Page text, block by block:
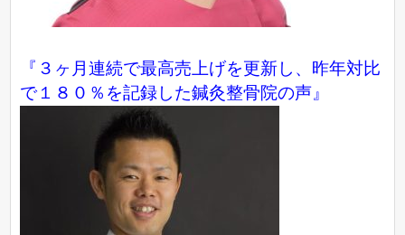
『３ヶ月連続で最高売上げを更新し、昨年対比
で１８０％を記録した鍼灸整骨院の声』